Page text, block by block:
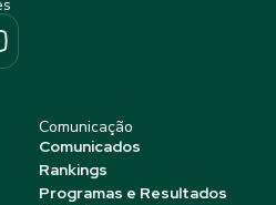
Comunicação
Comunicados
Rankings
Programas e Resultados